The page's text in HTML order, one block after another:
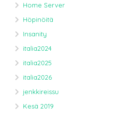
Home Server
Höpinöitä
Insanity
italia2024
italia2025
italia2026
jenkkireissu
Kesä 2019